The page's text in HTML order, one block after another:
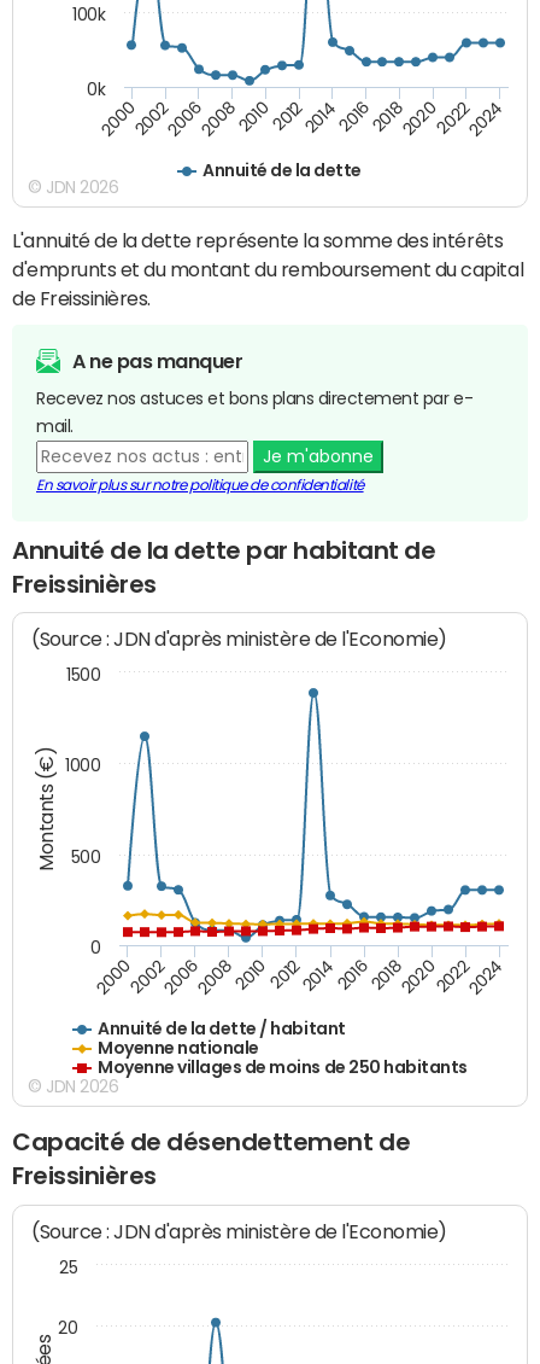
Annuité de la dette
200020022006200820102012201420162018202020222024
0k
100k
© JDN 2026
L'annuité de la dette représente la somme des intérêts
d'emprunts et du montant du remboursement du capital
de Freissinières.
A ne pas manquer
Recevez nos astuces et bons plans directement par e-
mail.
Je m'abonne
En savoir plus sur notre politique de confidentialité
Annuité de la dette par habitant de
Freissinières
Montants (€)
(Source : JDN d'après ministère de l'Economie)
Annuité de la dette / habitant
Moyenne nationale
Moyenne villages de moins de 250 habitants
200020022006200820102012201420162018202020222024
0
500
1000
1500
© JDN 2026
Capacité de désendettement de
Freissinières
(Source : JDN d'après ministère de l'Economie)
20
25